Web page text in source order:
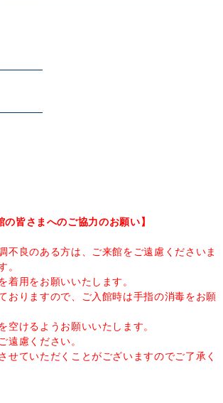
の皆さまへのご協力のお願い】
不良のある方は、ご来館をご遠慮くださいま
。
着用をお願いいたします。
おりますので、ご入館時は手指の消毒をお願
空けるようお願いいたします。
遠慮ください。
せていただくことがございますのでご了承く